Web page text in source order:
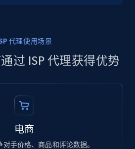
代理使用场景
过 ISP 代理获得优势
电商
手价格、商品和评论数据。